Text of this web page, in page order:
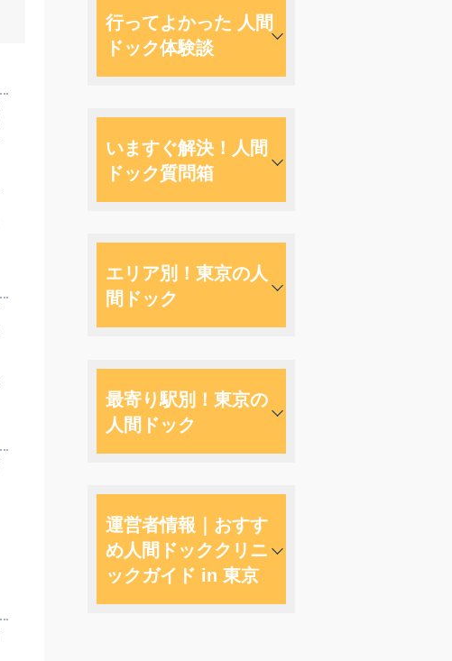
行ってよかった 人間
ドック体験談
いますぐ解決！人間
ドック質問箱
エリア別！東京の人
間ドック
最寄り駅別！東京の
人間ドック
運営者情報｜おすす
め人間ドッククリニ
ックガイド in 東京